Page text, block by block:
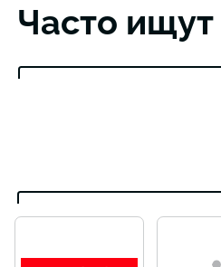
Часто ищут